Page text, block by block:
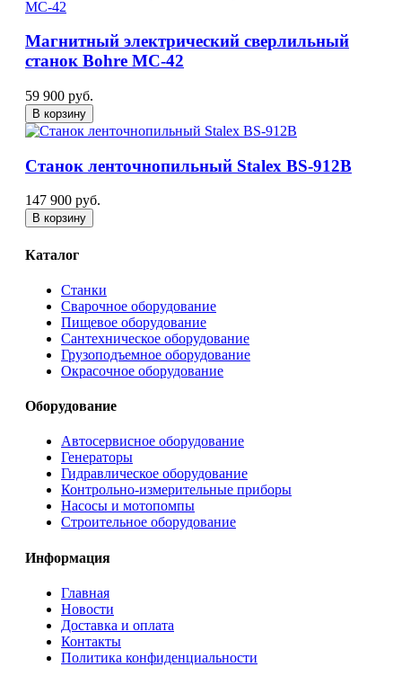
Магнитный электрический сверлильный
станок Bohre МС-42
59 900 руб.
В корзину
Станок ленточнопильный Stalex BS-912B
147 900 руб.
В корзину
Каталог
Станки
Сварочное оборудование
Пищевое оборудование
Сантехническое оборудование
Грузоподъемное оборудование
Окрасочное оборудование
Оборудование
Автосервисное оборудование
Генераторы
Гидравлическое оборудование
Контрольно-измерительные приборы
Насосы и мотопомпы
Строительное оборудование
Информация
Главная
Новости
Доставка и оплата
Контакты
Политика конфиденциальности